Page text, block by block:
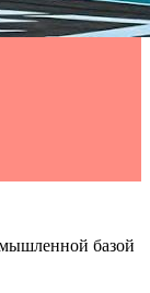
базой